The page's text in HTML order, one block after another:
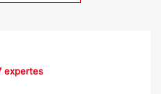
expertes